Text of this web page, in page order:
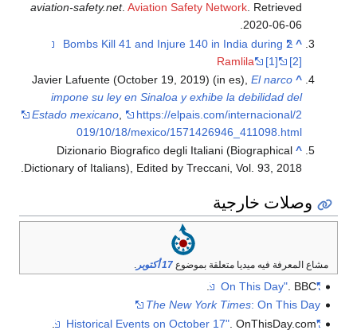
aviation-safety.net.Aviation Safety Network . Retrieved
2020-06-06
^
2 Bombs Kill 41 and Injure 140 in India during
Ramlila
[1]
[2]
^
Javier Lafuente (October 19, 2019) (in es),El narco
impone su ley en Sinaloa y exhibe la debilidad del
Estado mexicano
https://elpais.com/internacional/2
019/10/18/mexico/1571426946_411098.html
^
Dizionario Biografico degli Italiani (Biographical
Dictionary of Italians), Edited by Treccani, Vol. 93, 2018.
وصلات خارجية
مشاع المعرفة فيه ميديا متعلقة بموضوع17 أكتوبر
"On This Day"
. BBC.
The New York Times: On This Day
"Historical Events on October 17"
. OnThisDay.com.